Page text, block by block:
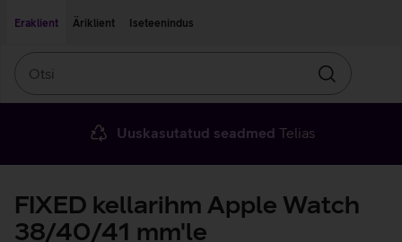
Eraklient
Äriklient Iseteenindus
Otsin
Uuskasutatud seadmed Telias
FIXED kellarihm Apple Watch
38/40/41 mm'le